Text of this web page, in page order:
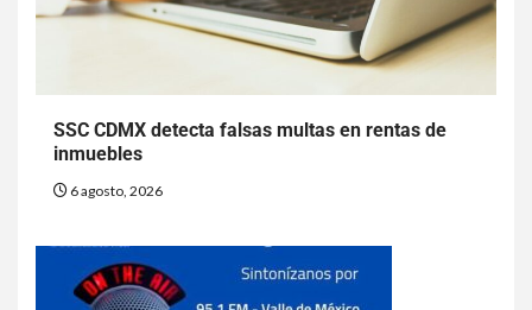
SSC CDMX detecta falsas multas en rentas de
inmuebles
6 agosto, 2026